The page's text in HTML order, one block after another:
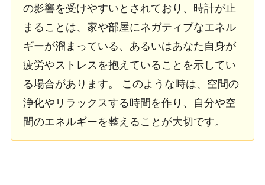
の影響を受けやすいとされており、時計が止
まることは、家や部屋にネガティブなエネル
ギーが溜まっている、あるいはあなた自身が
疲労やストレスを抱えていることを示してい
る場合があります。 このような時は、空間の
浄化やリラックスする時間を作り、自分や空
間のエネルギーを整えることが大切です。